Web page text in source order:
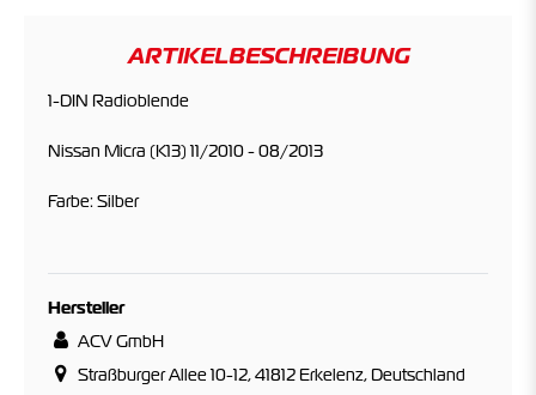
ARTIKELBESCHREIBUNG
1-DIN Radioblende
Nissan Micra (K13) 11/2010 - 08/2013
Farbe: Silber
Hersteller
ACV GmbH
Straßburger Allee 10-12, 41812 Erkelenz, Deutschland